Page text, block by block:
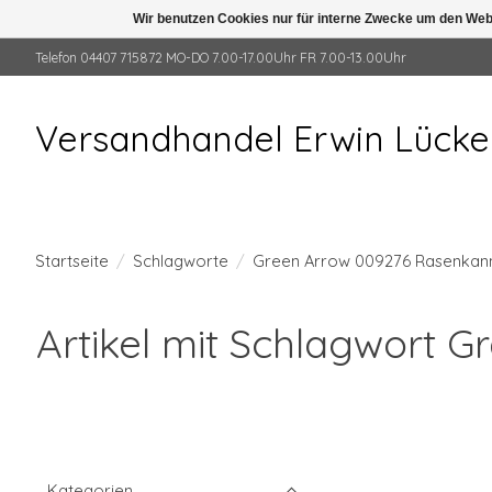
Telefon 04407 715872 MO-DO 7.00-17.00Uhr FR 7.00-13.00Uhr
Versandhandel Erwin
Startseite / Schlagworte / Green Arrow 009276
Artikel mit Schlagwort
Wir benutzen Cookies nur für interne Zwecke um den